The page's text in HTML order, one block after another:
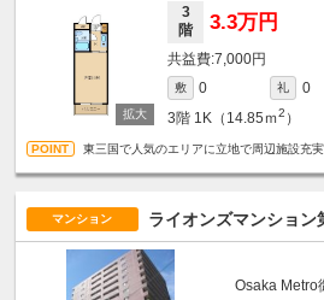
3
階
3.3万円
7,000円
敷 0 礼
0
3階 1K（14.85ｍ2 ）
東三国で人気のエリアに立地で周辺施設充
マンション ライオンズマンション
Osaka Metro